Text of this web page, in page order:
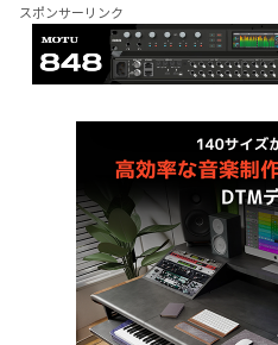
スポンサーリンク